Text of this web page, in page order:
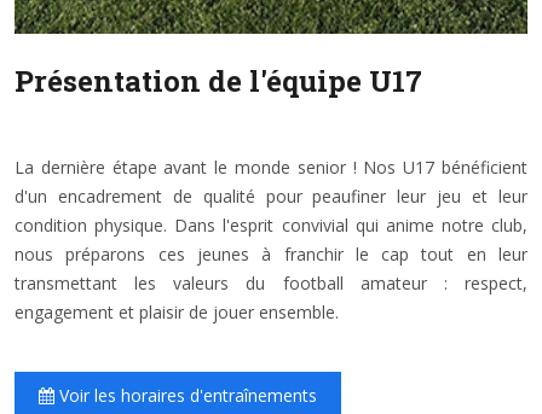
Présentation de l'équipe U17
La dernière étape avant le monde senior ! Nos U17 bénéficient
d'un encadrement de qualité pour peaufiner leur jeu et leur
condition physique. Dans l'esprit convivial qui anime notre club,
nous préparons ces jeunes à franchir le cap tout en leur
transmettant les valeurs du football amateur : respect,
engagement et plaisir de jouer ensemble.
Voir les horaires d'entraînements